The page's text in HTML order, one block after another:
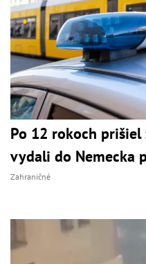
Po 12 rokoch
vydali do Nemecka
Zahraničné